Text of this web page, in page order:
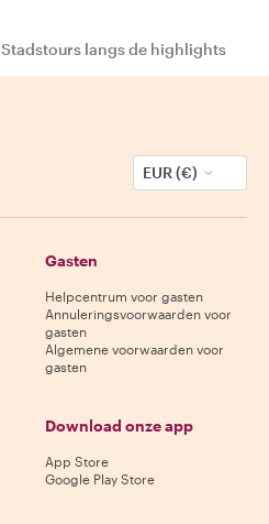
Stadstours langs de highlights
EUR (€)
Gasten
Helpcentrum voor gasten
Annuleringsvoorwaarden voor
gasten
Algemene voorwaarden voor
gasten
Download onze app
App Store
Google Play Store